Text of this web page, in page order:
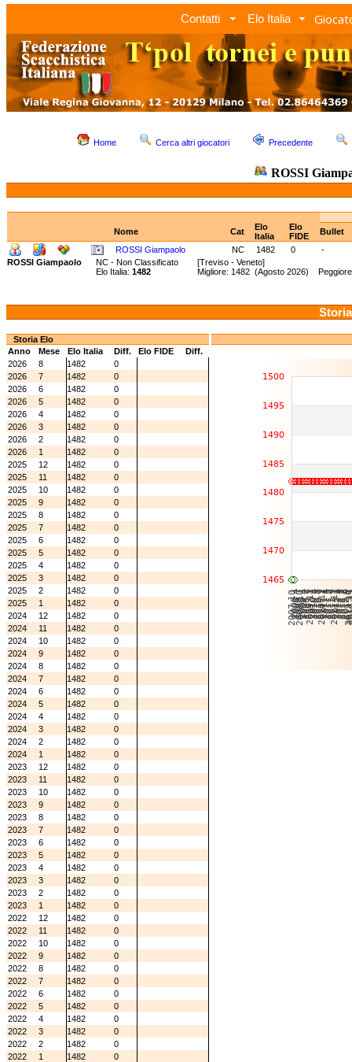
Contatti Elo Italia
Home Cerca altri giocatori Precedente
ROSSI
Nome Cat
Elo
Italia
Elo
FIDE
Bullet
ROSSI Giampaolo
NC 1482 0
-
ROSSI Giampaolo
NC - Non Classificato [Treviso - Veneto]
Elo Italia: 1482 Migliore: 1482 (Agosto 2026)
Storia Elo
Anno
Mese Elo Italia Diff. Elo FIDE
Diff.
2026
8 1482
0
2026
7 1482
0
2026
6 1482
0
2026
5 1482
0
2026
4 1482
0
2026
3 1482
0
2026
2 1482
0
2026
1 1482
0
2025
12 1482
0
2025
11 1482
0
2025
10 1482
0
2025
9 1482
0
2025
8 1482
0
2025
7 1482
0
2025
6 1482
0
2025
5 1482
0
2025
4 1482
0
2025
3 1482
0
2025
2 1482
0
2025
1 1482
0
2024
12 1482
0
2024
11 1482
0
2024
10 1482
0
2024
9 1482
0
2024
8 1482
0
2024
7 1482
0
2024
6 1482
0
2024
5 1482
0
2024
4 1482
0
2024
3 1482
0
2024
2 1482
0
2024
1 1482
0
2023
12 1482
0
2023
11 1482
0
2023
10 1482
0
2023
9 1482
0
2023
8 1482
0
2023
7 1482
0
2023
6 1482
0
2023
5 1482
0
2023
4 1482
0
2023
3 1482
0
2023
2 1482
0
2023
1 1482
0
2022
12 1482
0
2022
11 1482
0
2022
10 1482
0
2022
9 1482
0
2022
8 1482
0
2022
7 1482
0
2022
6 1482
0
2022
5 1482
0
2022
4 1482
0
2022
3 1482
0
2022
2 1482
0
2022
1 1482
0